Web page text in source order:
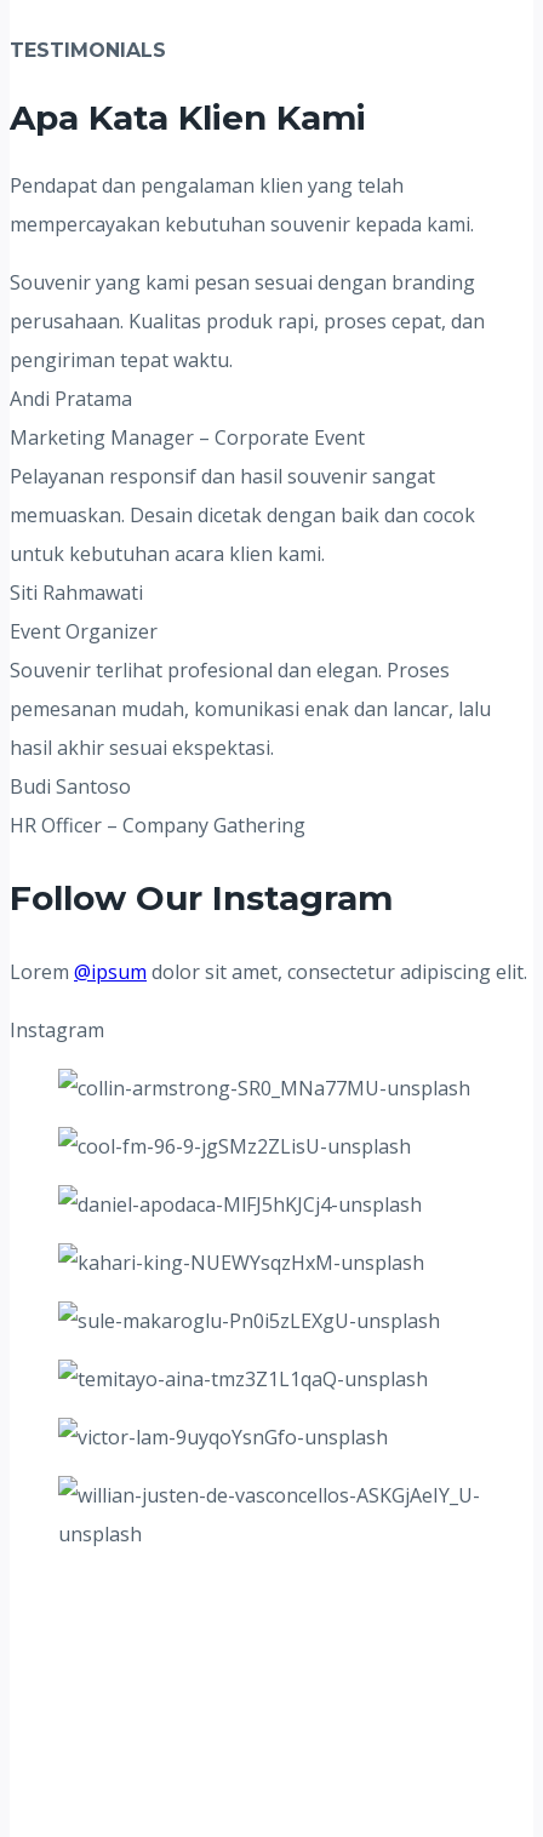
TESTIMONIALS
Apa Kata Klien Kami
Pendapat dan pengalaman klien yang telah
mempercayakan kebutuhan souvenir kepada kami.
Souvenir yang kami pesan sesuai dengan branding
perusahaan. Kualitas produk rapi, proses cepat, dan
pengiriman tepat waktu.
Andi Pratama
Marketing Manager – Corporate Event
Pelayanan responsif dan hasil souvenir sangat
memuaskan. Desain dicetak dengan baik dan cocok
untuk kebutuhan acara klien kami.
Siti Rahmawati
Event Organizer
Souvenir terlihat profesional dan elegan. Proses
pemesanan mudah, komunikasi enak dan lancar, lalu
hasil akhir sesuai ekspektasi.
Budi Santoso
HR Officer – Company Gathering
Follow Our Instagram
Lorem @ipsum dolor sit amet, consectetur adipiscing elit.
Instagram